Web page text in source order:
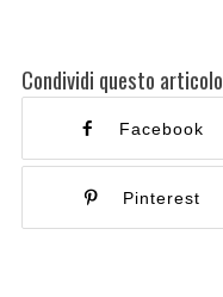
Condividi questo articolo
Facebook
Pinterest